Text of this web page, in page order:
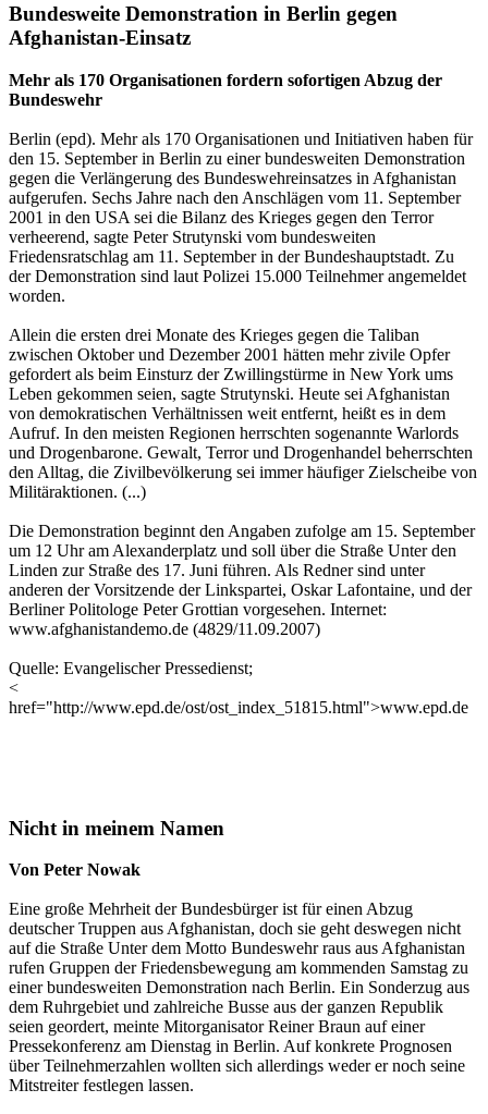
Bundesweite Demonstration in Berlin gegen
Afghanistan-Einsatz
Mehr als 170 Organisationen fordern sofortigen Abzug der
Bundeswehr
Berlin (epd). Mehr als 170 Organisationen und Initiativen haben für
den 15. September in Berlin zu einer bundesweiten Demonstration
gegen die Verlängerung des Bundeswehreinsatzes in Afghanistan
aufgerufen. Sechs Jahre nach den Anschlägen vom 11. September
2001 in den USA sei die Bilanz des Krieges gegen den Terror
verheerend, sagte Peter Strutynski vom bundesweiten
Friedensratschlag am 11. September in der Bundeshauptstadt. Zu
der Demonstration sind laut Polizei 15.000 Teilnehmer angemeldet
worden.
Allein die ersten drei Monate des Krieges gegen die Taliban
zwischen Oktober und Dezember 2001 hätten mehr zivile Opfer
gefordert als beim Einsturz der Zwillingstürme in New York ums
Leben gekommen seien, sagte Strutynski. Heute sei Afghanistan
von demokratischen Verhältnissen weit entfernt, heißt es in dem
Aufruf. In den meisten Regionen herrschten sogenannte Warlords
und Drogenbarone. Gewalt, Terror und Drogenhandel beherrschten
den Alltag, die Zivilbevölkerung sei immer häufiger Zielscheibe von
Militäraktionen. (...)
Die Demonstration beginnt den Angaben zufolge am 15. September
um 12 Uhr am Alexanderplatz und soll über die Straße Unter den
Linden zur Straße des 17. Juni führen. Als Redner sind unter
anderen der Vorsitzende der Linkspartei, Oskar Lafontaine, und der
Berliner Politologe Peter Grottian vorgesehen. Internet:
www.afghanistandemo.de (4829/11.09.2007)
Quelle: Evangelischer Pressedienst;
<
href="http://www.epd.de/ost/ost_index_51815.html">www.epd.de
Nicht in meinem Namen
Von Peter Nowak
Eine große Mehrheit der Bundesbürger ist für einen Abzug
deutscher Truppen aus Afghanistan, doch sie geht deswegen nicht
auf die Straße Unter dem Motto Bundeswehr raus aus Afghanistan
rufen Gruppen der Friedensbewegung am kommenden Samstag zu
einer bundesweiten Demonstration nach Berlin. Ein Sonderzug aus
dem Ruhrgebiet und zahlreiche Busse aus der ganzen Republik
seien geordert, meinte Mitorganisator Reiner Braun auf einer
Pressekonferenz am Dienstag in Berlin. Auf konkrete Prognosen
über Teilnehmerzahlen wollten sich allerdings weder er noch seine
Mitstreiter festlegen lassen.